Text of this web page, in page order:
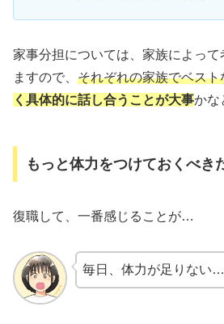
家事分担については、家族によっ
ますので、 それぞれの家族でベス
く具体的に話し合うことが大事かな
もっと体力をつけておくべき
復職して、一番感じることが…
毎日、体力が足りない…